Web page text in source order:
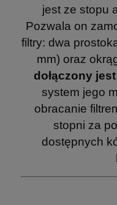
jest ze stopu
Pozwala on
filtry: dwa
mm) oraz
dołączony
system jego
obracanie
stopni za
dostępnych